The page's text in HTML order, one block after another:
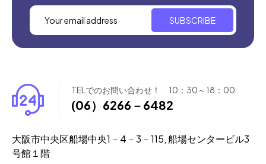
SUBSCRIBE
TELでのお問い合わせ！ 10：30～18：00
(06）6266－6482
大阪市中央区船場中央1－4－3－115, 船場センタービル3
号館１階